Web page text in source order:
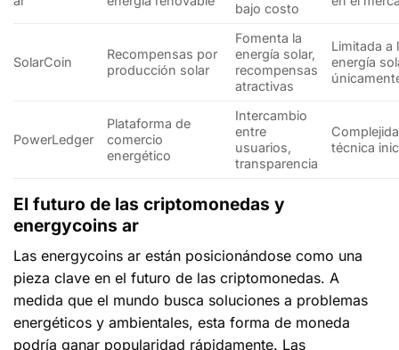
bajo costo
SolarCoin
Recompensas por
producción solar
Fomenta la
energía solar,
recompensas
atractivas
Limitada a
energía
PowerLedger
Plataforma de
comercio
energético
Intercambio
entre
usuarios,
transparencia
técnica
El futuro de las criptomonedas y
energycoins ar
Las energycoins ar están posicionándose como una
pieza clave en el futuro de las criptomonedas. A
medida que el mundo busca soluciones a problemas
energéticos y ambientales, esta forma de moneda
podría ganar popularidad rápidamente. Las